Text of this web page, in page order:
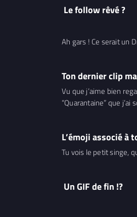
Le follow rêvé ?
Ah gars ! Ce serait un
Ton dernier clip
Vu que j’aime bien
“Quarantaine” que
L’émoji associé à
Tu vois le petit singe,
Un GIF de fin !?